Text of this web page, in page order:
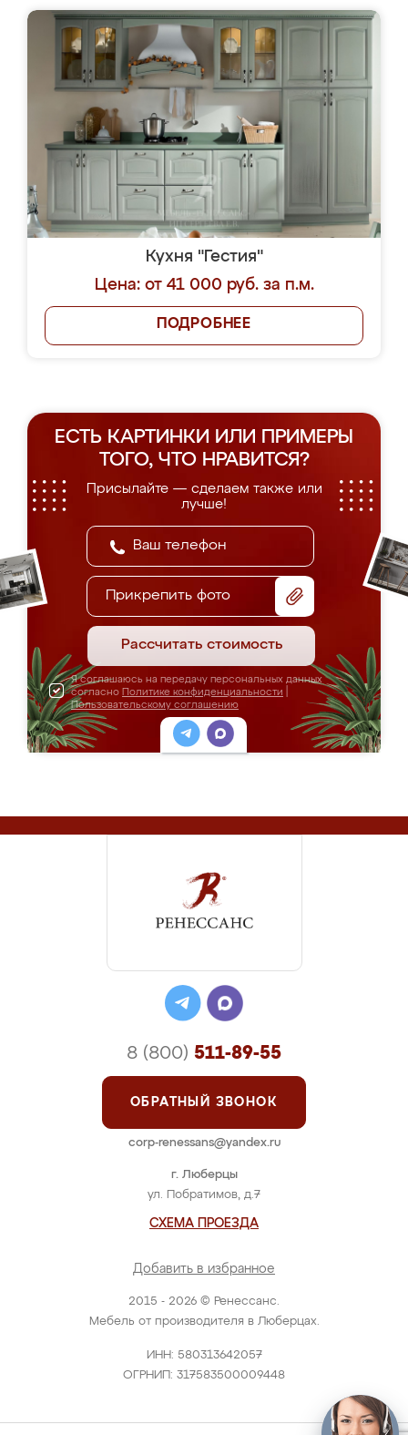
Кухня "Гестия"
Цена: от 41 000 руб. за п.м.
ПОДРОБНЕЕ
ЕСТЬ КАРТИНКИ ИЛИ ПРИМЕРЫ
ТОГО, ЧТО НРАВИТСЯ?
Присылайте — сделаем также или
лучше!
Прикрепить фото
Рассчитать стоимость
Я соглашаюсь на передачу персональных данных
согласно Политике конфиденциальности
Пользовательскому соглашению
2015 - 2026 © Ренессанс.
Мебель от производителя в Люберцах.
ИНН: 580313642057
ОГРНИП: 317583500009448
г. Люберцы
ул. Побратимов, д.7
СХЕМА ПРОЕЗДА
Добавить в избранное
8 (800) 511-89-55
ОБРАТНЫЙ ЗВОНОК
corp-renessans@yandex.ru